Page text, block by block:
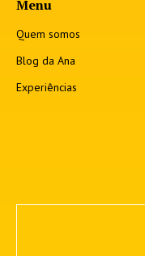
Menu
Quem somos
Blog da Ana
Experiências